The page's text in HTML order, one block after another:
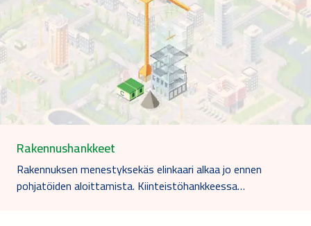
Rakennushankkeet
Rakennuksen menestyksekäs elinkaari alkaa jo ennen
pohjatöiden aloittamista. Kiinteistöhankkeessa…